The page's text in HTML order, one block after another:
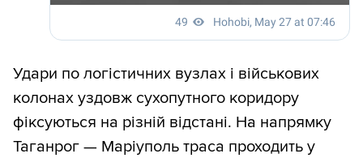
Удари по логістичних вузлах і військових
колонах уздовж сухопутного коридору
фіксуються на різній відстані. На напрямку
Таганрог — Маріуполь траса проходить у